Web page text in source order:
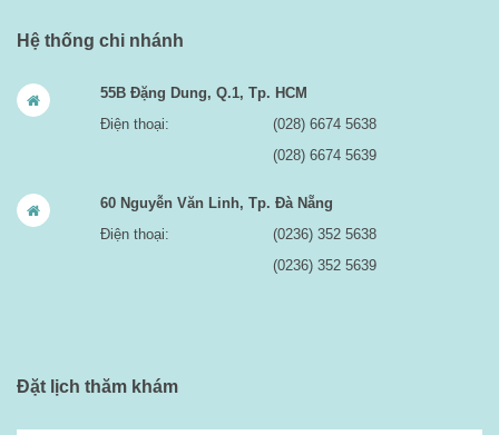
Hệ thống chi nhánh
55B Đặng Dung, Q.1, Tp. HCM
Điện thoại:
(028) 6674 5638
(028) 6674 5639
60 Nguyễn Văn Linh, Tp. Đà Nẵng
Điện thoại:
(0236) 352 5638
(0236) 352 5639
Đặt lịch thăm khám